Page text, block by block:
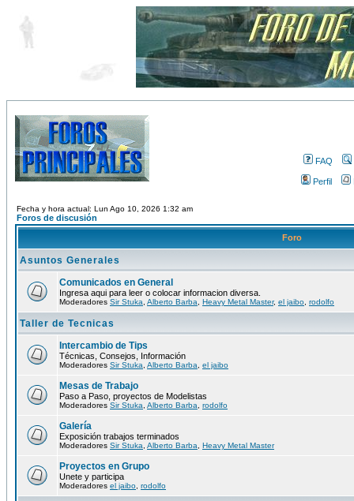
FAQ
Perfil
Fecha y hora actual: Lun Ago 10, 2026 1:32 am
Foros de discusión
Foro
Asuntos Generales
Comunicados en General
Ingresa aqui para leer o colocar informacion diversa.
Moderadores Sir Stuka Alberto Barba Heavy Metal Master, el jaibo rodolfo
Taller de Tecnicas
Intercambio de Tips
Técnicas, Consejos, Información
Moderadores Sir Stuka Alberto Barba el jaibo
Mesas de Trabajo
Paso a Paso, proyectos de Modelistas
Moderadores Sir Stuka Alberto Barba rodolfo
Galería
Exposición trabajos terminados
Moderadores Sir Stuka Alberto Barba Heavy Metal Master
Proyectos en Grupo
Unete y participa
Moderadores el jaibo rodolfo